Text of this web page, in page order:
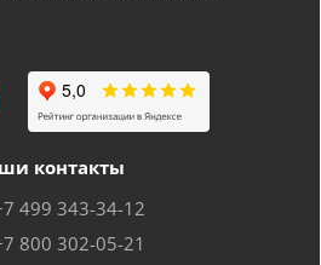
контакты
499 343-34-12
800 302-05-21